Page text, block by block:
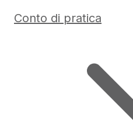
Conto di pratica